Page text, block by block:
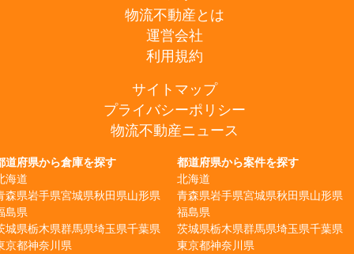
物流不動産とは
運営会社
利用規約
サイトマップ
プライバシーポリシー
物流不動産ニュース
道府県から倉庫を探す
海道
森県岩手県宮城県秋田県山形県
島県
城県栃木県群馬県埼玉県千葉県
京都神奈川県
都道府県から案件を探す
北海道
青森県岩手県宮城県秋田県山形県
福島県
茨城県栃木県群馬県埼玉県千葉県
東京都神奈川県